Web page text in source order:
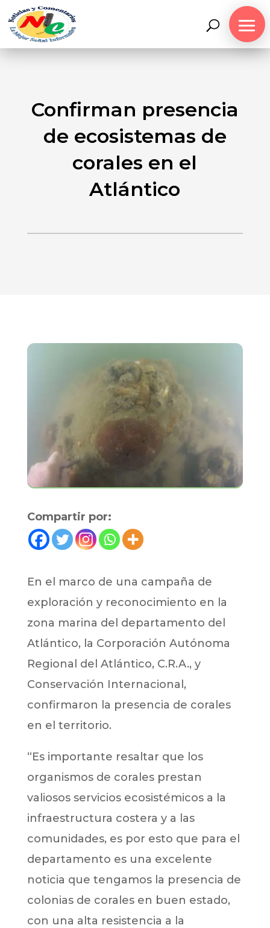
Confirman presencia
de ecosistemas de
corales en el
Atlántico
Compartir por:
En el marco de una campaña de
exploración y reconocimiento en la
zona marina del departamento del
Atlántico, la Corporación Autónoma
Regional del Atlántico, C.R.A., y
Conservación Internacional,
confirmaron la presencia de corales
en el territorio.
“Es importante resaltar que los
organismos de corales prestan
valiosos servicios ecosistémicos a la
infraestructura costera y a las
comunidades, es por esto que para el
departamento es una excelente
noticia que tengamos la presencia de
colonias de corales en buen estado,
con una alta resistencia a la